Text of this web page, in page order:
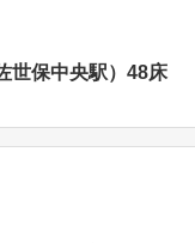
世保中央駅）48床